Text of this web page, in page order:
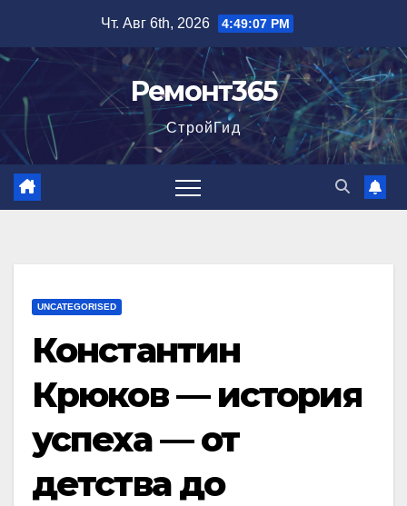
содержимому
Чт. Авг 6th, 2026 4:49:08 PM
Ремонт365
СтройГид
UNCATEGORISED
Константин
Крюков — история
успеха — от
детства до